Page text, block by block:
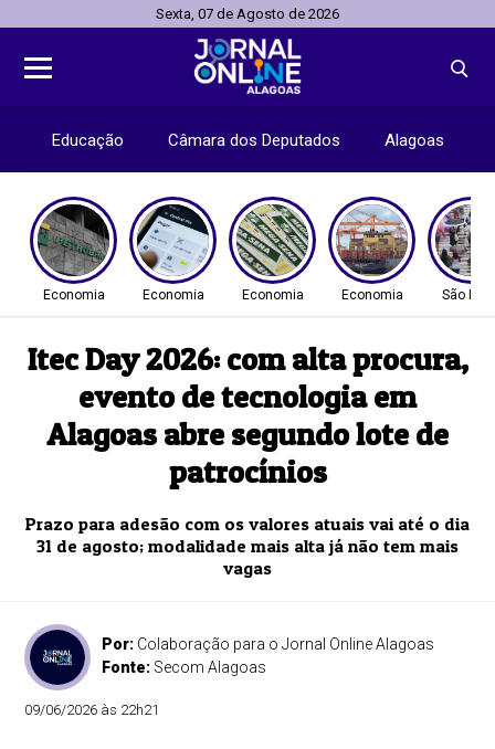
Sexta, 07 de Agosto de 2026
Educação Câmara dos Deputados Alagoas
Economia Economia Economia Economia São
Itec Day 2026: com alta procura,
evento de tecnologia em
Alagoas abre segundo lote de
patrocínios
Prazo para adesão com os valores atuais vai até o dia
31 de agosto; modalidade mais alta já não tem mais
vagas
Por: Colaboração para o Jornal Online Alagoas
Fonte: Secom Alagoas
09/06/2026 às 22h21